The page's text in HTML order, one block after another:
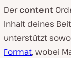
Dercontent
Inhalt deines
unterstützt
Format, wobei